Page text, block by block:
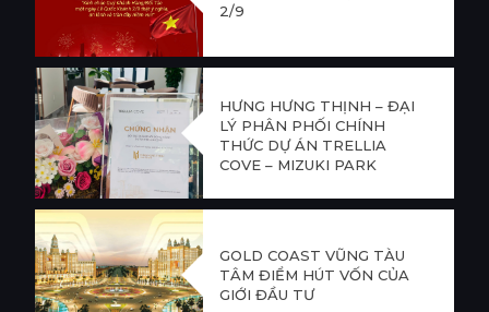
2/9
HƯNG HƯNG THỊNH – ĐẠI
LÝ PHÂN PHỐI CHÍNH
THỨC DỰ ÁN TRELLIA
COVE – MIZUKI PARK
GOLD COAST VŨNG TÀU
TÂM ĐIỂM HÚT VỐN CỦA
GIỚI ĐẦU TƯ